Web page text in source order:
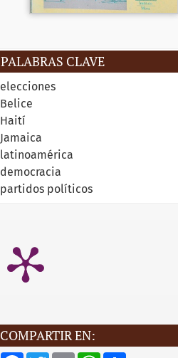
PALABRAS CLAVE
elecciones
Belice
Haití
Jamaica
latinoamérica
democracia
partidos políticos
COMPARTIR EN: